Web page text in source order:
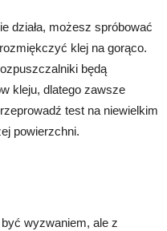
działa, możesz spróbować
klej na gorąco.
będą
kleju, dlatego zawsze
test na niewielkim
powierzchni.
wyzwaniem, ale z